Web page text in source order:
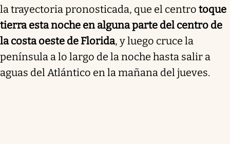
la trayectoria pronosticada, que el centro toque
tierra esta noche en alguna parte del centro de
la costa oeste de Florida, y luego cruce la
península a lo largo de la noche hasta salir a
aguas del Atlántico en la mañana del jueves.